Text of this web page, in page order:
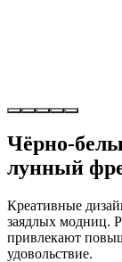
Чёрно-
лунный
Креативные
заядлых модниц.
привлекают
удовольствие.